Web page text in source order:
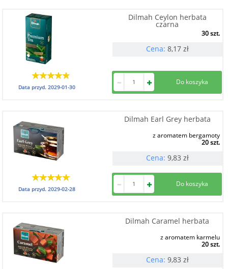
Dilmah Ceylon herbata
czarna
30 szt.
Cena: 8,17 zł
Data przyd.2029-01-30
Dilmah Earl Grey herbata
z aromatem bergamoty
20 szt.
Cena: 9,83 zł
Data przyd.2029-02-28
Dilmah Caramel herbata
z aromatem karmelu
20 szt.
Cena: 9,83 zł